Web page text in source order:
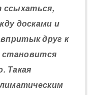
ссыхаться,
досками и
друг к
становится
Такая